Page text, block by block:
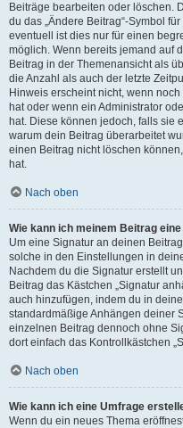
Beiträge bearbeiten oder löschen.
du das „Ändere Beitrag“-Symbol
eventuell ist dies nur für einen
möglich. Wenn bereits jemand auf
Beitrag in der Themenansicht als
die Anzahl als auch der letzte
Hinweis erscheint nicht, wenn
hat oder wenn ein Administrator
hat. Diese können jedoch, falls sie
warum dein Beitrag überarbeitet
einen Beitrag nicht löschen
hat.
Nach oben
Wie kann ich meinem Beitrag
Um eine Signatur an deinen
solche in den Einstellungen in
Nachdem du die Signatur erstellt
Beitrag das Kästchen „Signatur
auch hinzufügen, indem du in
standardmäßige Anhängen deiner
einzelnen Beitrag dennoch ohne
dort einfach das Kontrollkästchen
Nach oben
Wie kann ich eine Umfrage
Wenn du ein neues Thema